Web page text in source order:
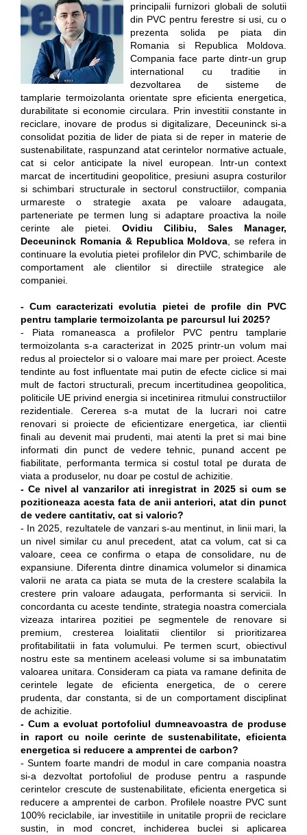
principalii furnizori globali de solutii
din PVC pentru ferestre si usi, cu o
prezenta solida pe piata din
Romania si Republica Moldova.
Compania face parte dintr-un grup
international cu traditie in
dezvoltarea de sisteme de
tamplarie termoizolanta orientate spre eficienta energetica,
durabilitate si economie circulara. Prin investitii constante in
reciclare, inovare de produs si digitalizare, Deceuninck si-a
consolidat pozitia de lider de piata si de reper in materie de
sustenabilitate, raspunzand atat cerintelor normative actuale,
cat si celor anticipate la nivel european. Intr-un context
marcat de incertitudini geopolitice, presiuni asupra costurilor
si schimbari structurale in sectorul constructiilor, compania
urmareste o strategie axata pe valoare adaugata,
parteneriate pe termen lung si adaptare proactiva la noile
cerinte ale pietei. Ovidiu Cilibiu, Sales Manager,
Deceuninck Romania & Republica Moldova , se refera in
continuare la evolutia pietei profilelor din PVC, schimbarile de
comportament ale clientilor si directiile strategice ale
companiei.
- Cum caracterizati evolutia pietei de profile din PVC
pentru tamplarie termoizolanta pe parcursul lui 2025?
- Piata romaneasca a profilelor PVC pentru tamplarie
termoizolanta s-a caracterizat in 2025 printr-un volum mai
redus al proiectelor si o valoare mai mare per proiect. Aceste
tendinte au fost influentate mai putin de efecte ciclice si mai
mult de factori structurali, precum incertitudinea geopolitica,
politicile UE privind energia si incetinirea ritmului constructiilor
rezidentiale. Cererea s-a mutat de la lucrari noi catre
renovari si proiecte de eficientizare energetica, iar clientii
finali au devenit mai prudenti, mai atenti la pret si mai bine
informati din punct de vedere tehnic, punand accent pe
fiabilitate, performanta termica si costul total pe durata de
viata a produselor, nu doar pe costul de achizitie.
- Ce nivel al vanzarilor ati inregistrat in 2025 si cum se
pozitioneaza acesta fata de anii anteriori, atat din punct
de vedere cantitativ, cat si valoric?
- In 2025, rezultatele de vanzari s-au mentinut, in linii mari, la
un nivel similar cu anul precedent, atat ca volum, cat si ca
valoare, ceea ce confirma o etapa de consolidare, nu de
expansiune. Diferenta dintre dinamica volumelor si dinamica
valorii ne arata ca piata se muta de la crestere scalabila la
crestere prin valoare adaugata, performanta si servicii. In
concordanta cu aceste tendinte, strategia noastra comerciala
vizeaza intarirea pozitiei pe segmentele de renovare si
premium, cresterea loialitatii clientilor si prioritizarea
profitabilitatii in fata volumului. Pe termen scurt, obiectivul
nostru este sa mentinem aceleasi volume si sa imbunatatim
valoarea unitara. Consideram ca piata va ramane definita de
cerintele legate de eficienta energetica, de o cerere
prudenta, dar constanta, si de un comportament disciplinat
de achizitie.
- Cum a evoluat portofoliul dumneavoastra de produse
in raport cu noile cerinte de sustenabilitate, eficienta
energetica si reducere a amprentei de carbon?
- Suntem foarte mandri de modul in care compania noastra
si-a dezvoltat portofoliul de produse pentru a raspunde
cerintelor crescute de sustenabilitate, eficienta energetica si
reducere a amprentei de carbon. Profilele noastre PVC sunt
100% reciclabile, iar investitiile in unitatile proprii de reciclare
sustin, in mod concret, inchiderea buclei si aplicarea